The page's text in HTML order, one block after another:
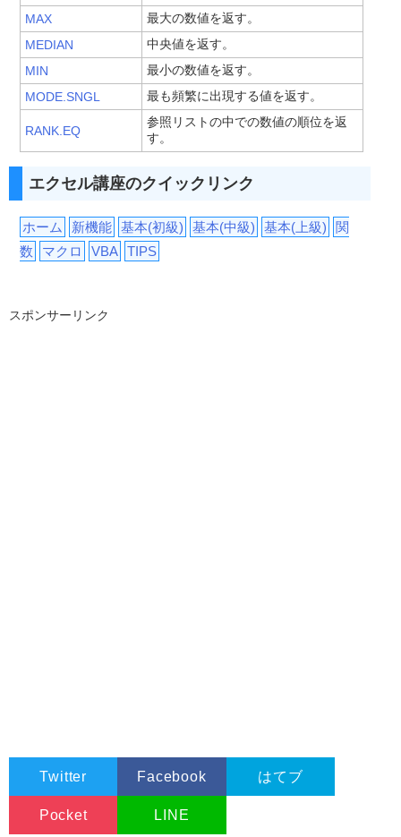
MAX
最大の数値を返す。
MEDIAN
中央値を返す。
MIN
最小の数値を返す。
MODE.SNGL
最も頻繁に出現する値を返す。
RANK.EQ
参照リストの中での数値の順位を返
す。
エクセル講座のクイックリンク
ホーム 新機能 基本(初級) 基本(中級) 基本(上級)
関
数
マクロ VBA TIPS
スポンサーリンク
Twitter Facebook はてブ
Pocket LINE